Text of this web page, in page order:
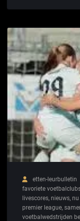
etten-leurbulletin
favoriete
livescores, nieuws,
premier league,
voetbalwedstrijden